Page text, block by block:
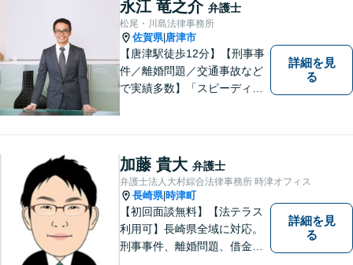
働問題など幅広く対応可能で
す。
永江 竜之介 弁護士
松尾・川島法律事務所
佐賀県| 唐津市
【唐津駅徒歩12分】【刑事事
件／離婚問題／交通事故など
で実績多数】「スピーディで
合わせながらどのような解決
が望ましいのかを共に考えま
す。ぜひお気軽にご相談くだ
さい！【プライバシー完備】
詳細を見
る
加藤 貴大 弁護士
弁護士法人大村綜合法律事務所 時津オフィス
長崎県|時津町
【初回面談無料】【法テラス
利用可】長崎県全域に対応。
刑事事件、離婚問題、借金・
詳細を見
る